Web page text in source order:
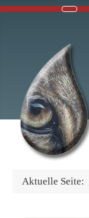
Aktuelle Seite: